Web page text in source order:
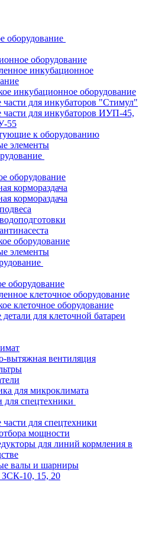
оборудование
оборудование
инкубационное
инкубационное оборудование
части для инкубаторов "Стимул"
части для инкубаторов ИУП-45,
55
к оборудованию
элементы
оборудование
кормораздача
кормораздача
оборудование
элементы
оборудование
клеточное оборудование
клеточное оборудование
для клеточной батареи
вытяжная вентиляция
для микроклимата
для спецтехники
части для спецтехники
мощности
для линий кормления в
валы и шарниры
ЗСК-10, 15, 20